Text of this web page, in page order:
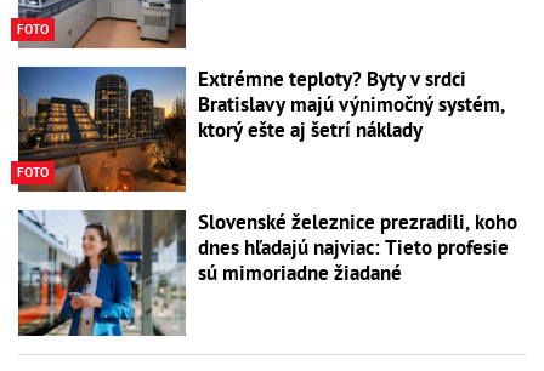
FOTO
FOTO
Extrémne teploty? Byty v srdci
Bratislavy majú výnimočný systém,
ktorý ešte aj šetrí náklady
Slovenské železnice prezradili, koho
dnes hľadajú najviac: Tieto profesie
sú mimoriadne žiadané